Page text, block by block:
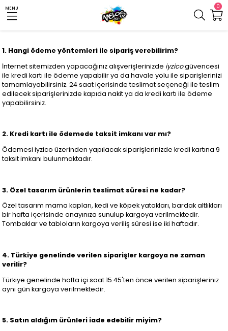
0
MENU
1. Hangi ödeme yöntemleri ile sipariş verebilirim?
İnternet sitemizden yapacağınız alışverişlerinizde iyzicogüvencesi
ile kredi kartı ile ödeme yapabilir ya da havale yolu ile siparişlerinizi
tamamlayabilirsiniz. 24 saat içerisinde teslimat seçeneği ile teslim
edilecek siparişlerinizde kapıda nakit ya da kredi kartı ile ödeme
yapabilirsiniz.
2. Kredi kartı ile ödemede taksit imkanı var mı?
Ödemesi iyzico üzerinden yapılacak siparişlerinizde kredi kartına 9
taksit imkanı bulunmaktadır.
3. Özel tasarım ürünlerin teslimat süresi ne kadar?
Özel tasarım mama kapları, kedi ve köpek yatakları, bardak altlıkları
bir hafta içerisinde onayınıza sunulup kargoya verilmektedir.
Tombaklar ve tabloların kargoya veriliş süresi ise iki haftadır.
4. Türkiye genelinde verilen siparişler kargoya ne zaman
verilir?
Türkiye genelinde hafta içi saat 15.45'ten önce verilen siparişleriniz
aynı gün kargoya verilmektedir.
5. Satın aldığım ürünleri iade edebilir miyim?